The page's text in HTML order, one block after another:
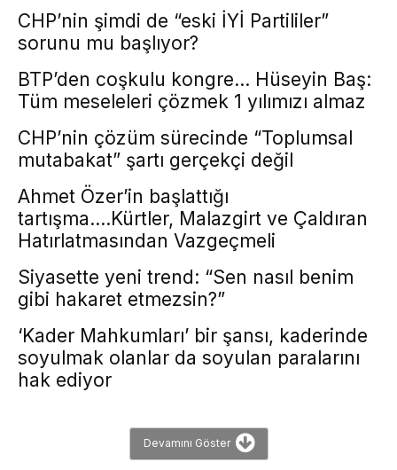
CHP’nin şimdi de “eski İYİ Partililer”
sorunu mu başlıyor?
BTP’den coşkulu kongre… Hüseyin Baş:
Tüm meseleleri çözmek 1 yılımızı almaz
CHP’nin çözüm sürecinde “Toplumsal
mutabakat” şartı gerçekçi değil
Ahmet Özer’in başlattığı
tartışma….Kürtler, Malazgirt ve Çaldıran
Hatırlatmasından Vazgeçmeli
Siyasette yeni trend: “Sen nasıl benim
gibi hakaret etmezsin?”
‘Kader Mahkumları’ bir şansı, kaderinde
soyulmak olanlar da soyulan paralarını
hak ediyor
Devamını Göster